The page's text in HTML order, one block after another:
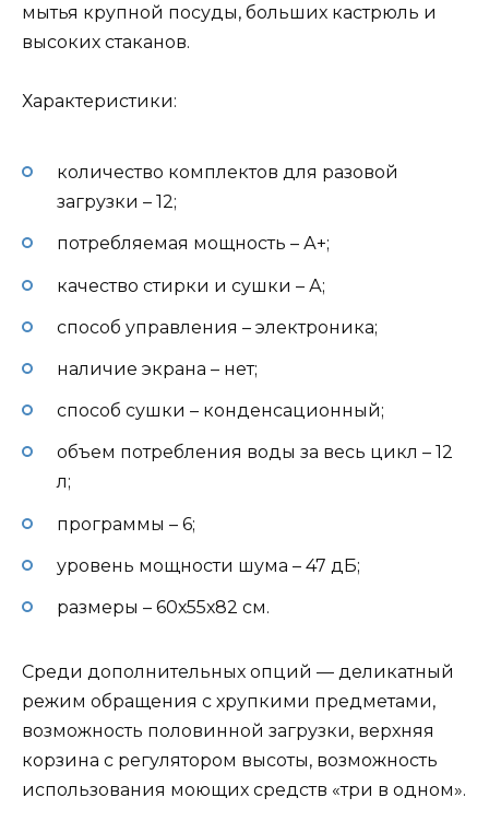
мытья крупной посуды, больших кастрюль и
высоких стаканов.
Характеристики:
количество комплектов для разовой
загрузки – 12;
потребляемая мощность – А+;
качество стирки и сушки – А;
способ управления – электроника;
наличие экрана – нет;
способ сушки – конденсационный;
объем потребления воды за весь цикл – 12
л;
программы – 6;
уровень мощности шума – 47 дБ;
размеры – 60х55х82 см.
Среди дополнительных опций — деликатный
режим обращения с хрупкими предметами,
возможность половинной загрузки, верхняя
корзина с регулятором высоты, возможность
использования моющих средств «три в одном».